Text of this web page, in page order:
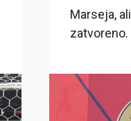
Marseja,
zatvoreno.